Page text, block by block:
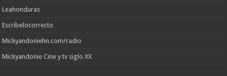
Leahonduras
Escribelocorrecto
Mickyandoniehn.com/radio
Mickyandonie Cine y tv siglo XX